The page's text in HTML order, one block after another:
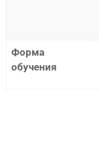
Форма
обучения